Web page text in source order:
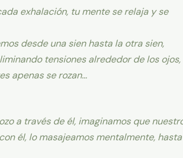
exhalación, tu mente se relaja y se
desde una sien hasta la otra sien,
tensiones alrededor de los ojos,
apenas se rozan…
a través de él, imaginamos que
él, lo masajeamos mentalmente, hasta